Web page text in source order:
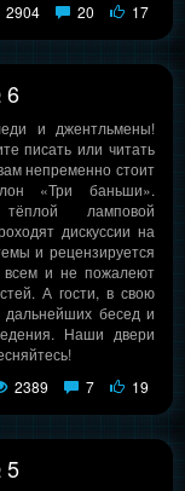
2904 20 17
6
и джентльмены!
писать или читать
непременно стоит
«Три баньши».
ламповой
дискуссии на
и рецензируется
всем и не пожалеют
А гости, в свою
бесед и
Наши двери
2389 7 19
5